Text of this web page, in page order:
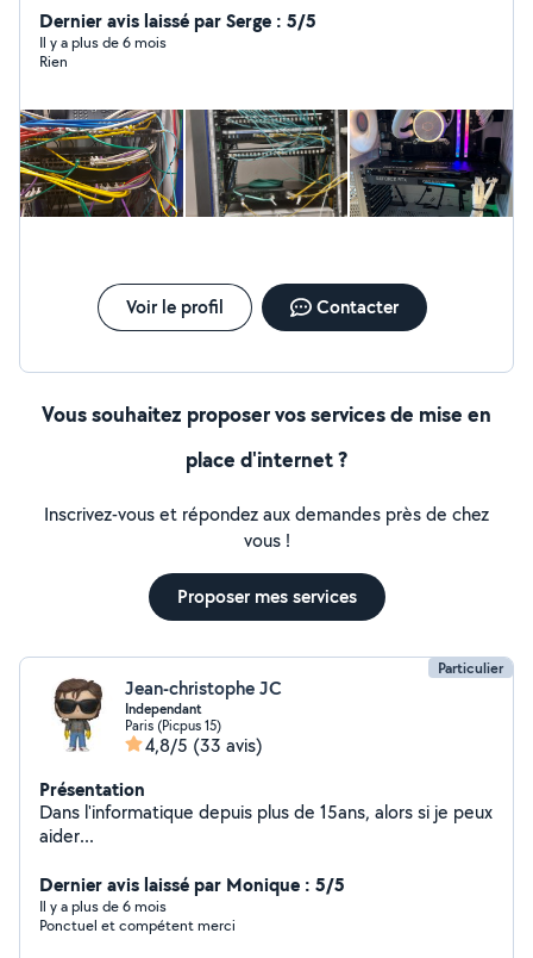
support, installation et administration de réseau et
systèmes, maintenance et configuration de tout type
de matériel informatique
Dernier avis laissé par Serge : 5/5
Il y a plus de 6 mois
Rien
Voir le profil Contacter
Vous souhaitez proposer vos services de mise en
place d'internet ?
Inscrivez-vous et répondez aux demandes près de chez
vous !
Proposer mes services
Particulier
Jean-christophe JC
Independant
Paris (Picpus 15)
4,8/5 (33 avis)
Présentation
Dans l'informatique depuis plus de 15ans, alors si je peux
aider...
Dernier avis laissé par Monique : 5/5
Il y a plus de 6 mois
Ponctuel et compétent merci